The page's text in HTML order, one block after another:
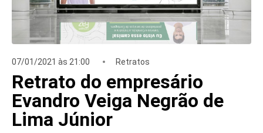
07/01/2021 às 21:00 Retratos
Retrato do empresário
Evandro Veiga Negrão de
Lima Júnior